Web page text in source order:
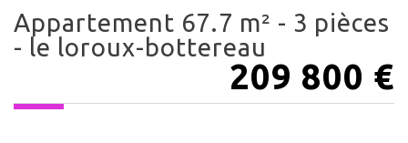
appartement 67.7 m² - 3 pièces
- le loroux-bottereau
209 800 €